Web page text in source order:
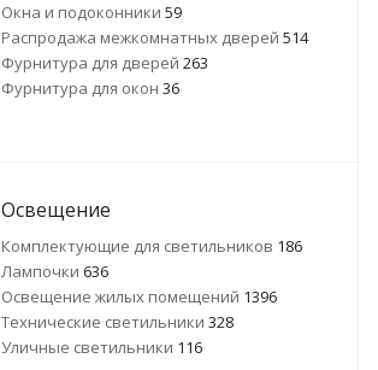
Окна и подоконники 59
Распродажа межкомнатных дверей 514
Фурнитура для дверей 263
Фурнитура для окон 36
Освещение
Комплектующие для светильников 186
Лампочки 636
Освещение жилых помещений 1396
Технические светильники 328
Уличные светильники 116